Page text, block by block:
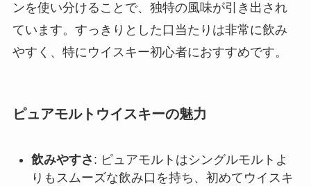
ンを使い分けることで、独特の風味が引き出され
ています。すっきりとした口当たりは非常に飲み
やすく、特にウイスキー初心者におすすめです。
ピュアモルトウイスキーの魅力
飲みやすさ : ピュアモルトはシングルモルトよ
りもスムーズな飲み口を持ち、初めてウイスキ